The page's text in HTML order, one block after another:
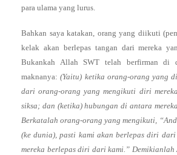
para ulama yang lurus.
Bahkan saya katakan, orang yang diikuti
kelak akan berlepas tangan dari mereka
Bukankah Allah SWT telah berfirman di
maknanya:(Yaitu) ketika orang-orang yang
dari orang-orang yang mengikuti diri
siksa; dan (ketika) hubungan di antara
Berkatalah orang-orang yang mengikuti,
(ke dunia), pasti kami akan berlepas diri dari
mereka berlepas diri dari kami.”